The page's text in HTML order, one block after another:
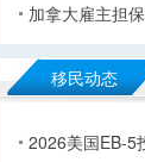
加拿大雇主担
移民动态
2026美国EB-